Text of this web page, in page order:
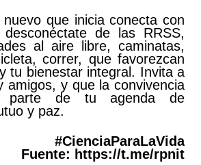
que inicia conecta con
desconéctate de las RRSS,
al aire libre, caminatas,
correr, que favorezcan
tu bienestar integral. Invita a
amigos, y que la convivencia
parte de tu agenda de
y paz.
#CienciaParaLaVida
Fuente: https://t.me/rpnit